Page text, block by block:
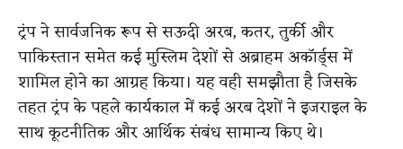
ट्रंप ने सार्वजनिक रूप से सऊदी अरब, कतर, तुर्की और
पाकिस्तान समेत कई मुस्लिम देशों से अब्राहम अकॉर्ड्स में
शामिल होने का आग्रह किया। यह वही समझौता है जिसके
तहत ट्रंप के पहले कार्यकाल में कई अरब देशों ने इजराइल के
साथ कूटनीतिक और आर्थिक संबंध सामान्य किए थे।